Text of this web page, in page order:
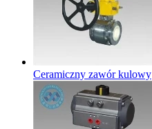
Ceramiczny zawór kulowy